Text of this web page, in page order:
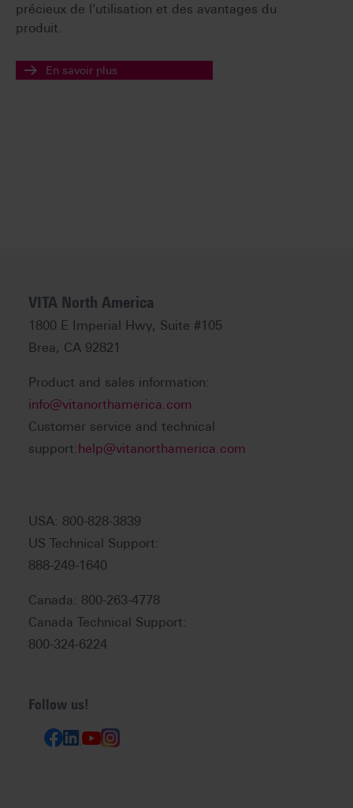
précieux de l'utilisation et des avantages du
produit.
En savoir plus
VITA North America
1800 E Imperial Hwy, Suite #105
Brea, CA 92821
Product and sales information:
info@vitanorthamerica.com
Customer service and technical
support: help@vitanorthamerica.com
USA: 800-828-3839
US Technical Support:
888-249-1640
Canada: 800-263-4778
Canada Technical Support:
800-324-6224
Follow us!